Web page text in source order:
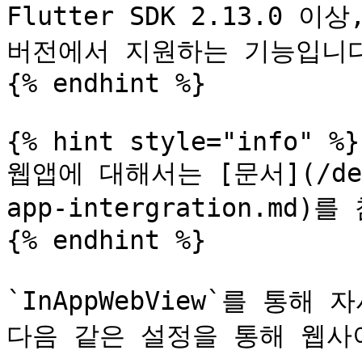
Flutter SDK 2.13.0 이
버전에서 지원하는 기능입니
{% endhint %}
{% hint style="info" %}
웹앱에 대해서는 [문서](/
app-intergration.md)를
{% endhint %}
`InAppWebView`를 통해
다음 같은 설정을 통해 웹